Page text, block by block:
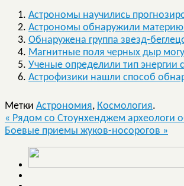
Астрономы научились
Астрономы обнаружили
Обнаружена группа звезд-
Магнитные поля черных дыр
Ученые определили тип энергии
Астрофизики нашли способ
Метки Астрономия, Космология.
« Рядом со Стоунхенджем археологи
Боевые приемы жуков-носорогов »